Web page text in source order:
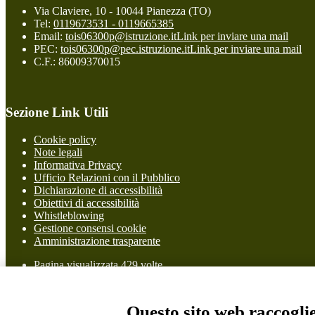
Via Claviere, 10 - 10044 Pianezza (TO)
Tel: 0119673531 - 0119665385
Email: tois06300p@istruzione.itLink per inviare una mail
PEC: tois06300p@pec.istruzione.itLink per inviare una mail
C.F.: 86009370015
Sezione Link Utili
Cookie policy
Note legali
Informativa Privacy
Ufficio Relazioni con il Pubblico
Dichiarazione di accessibilità
Obiettivi di accessibilità
Whistleblowing
Gestione consensi cookie
Amministrazione trasparente
Pagina visualizzata429volte